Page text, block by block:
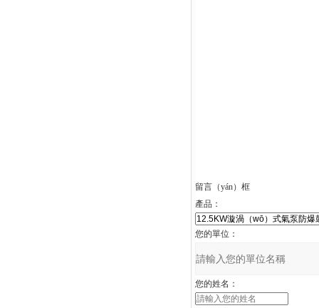
留言（yán）框
產品：
您的單位：
您的姓名：